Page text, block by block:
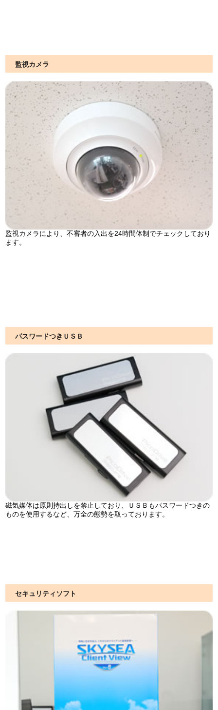
監視カメラ
監視カメラにより、不審者の入出を24時間体制でチェックしており
ます。
パスワードつきＵＳＢ
磁気媒体は原則持出しを禁止しており、ＵＳＢもパスワードつきの
ものを使用するなど、万全の態勢を取っております。
セキュリティソフト